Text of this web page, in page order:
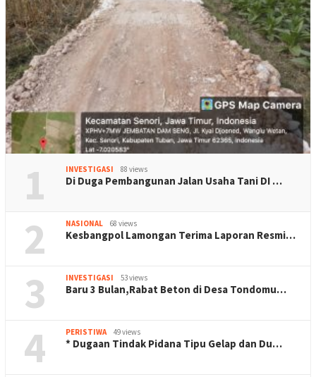
1 INVESTIGASI 88 views
Di Duga Pembangunan Jalan Usaha Tani DI …
2 NASIONAL 68 views
Kesbangpol Lamongan Terima Laporan Resmi…
3 INVESTIGASI 53 views
Baru 3 Bulan,Rabat Beton di Desa Tondomu…
4 PERISTIWA 49 views
* Dugaan Tindak Pidana Tipu Gelap dan Du…